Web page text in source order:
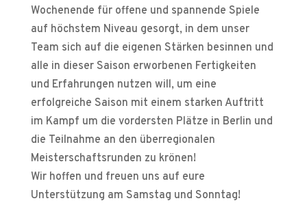
Wochenende für offene und spannende Spiele
auf höchstem Niveau gesorgt, in dem unser
Team sich auf die eigenen Stärken besinnen und
alle in dieser Saison erworbenen Fertigkeiten
und Erfahrungen nutzen will, um eine
erfolgreiche Saison mit einem starken Auftritt
im Kampf um die vordersten Plätze in Berlin und
die Teilnahme an den überregionalen
Meisterschaftsrunden zu krönen!
Wir hoffen und freuen uns auf eure
Unterstützung am Samstag und Sonntag!